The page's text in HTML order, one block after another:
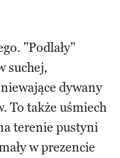
"Podlały"
suchej,
dywany
To także uśmiech
terenie pustyni
w prezencie